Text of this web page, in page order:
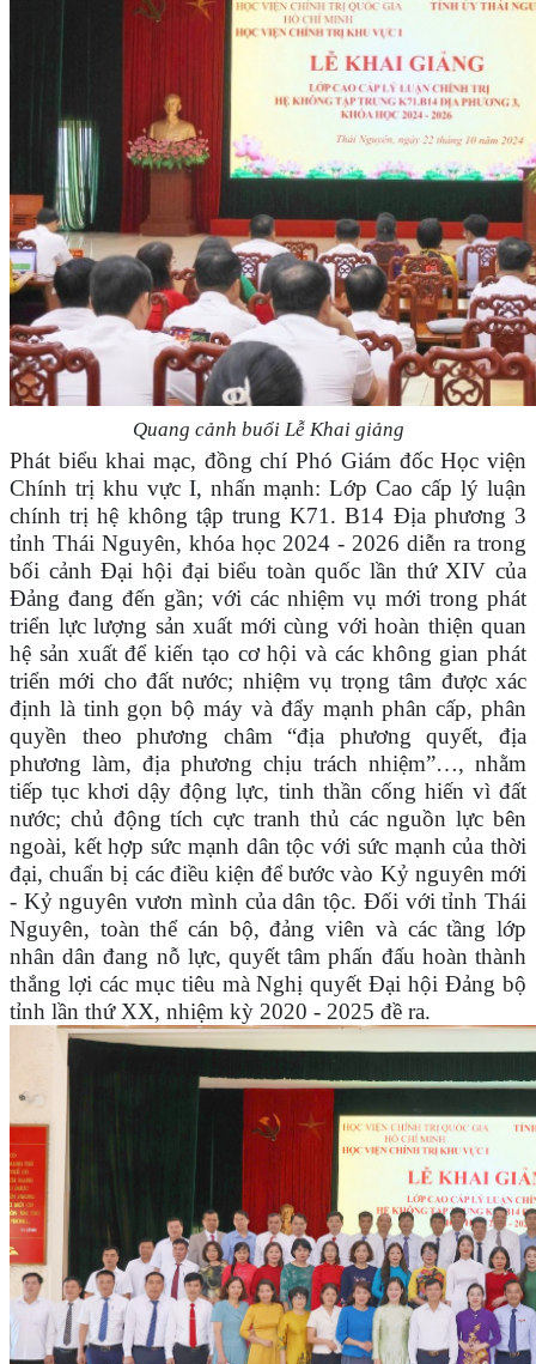
Quang cảnh buổi Lễ Khai giảng
Phát biểu khai mạc, đồng chí Phó Giám đốc Học viện
Chính trị khu vực I, nhấn mạnh: Lớp Cao cấp lý luận
chính trị hệ không tập trung K71. B14 Địa phương 3
tỉnh Thái Nguyên, khóa học 2024 - 2026 diễn ra trong
bối cảnh Đại hội đại biểu toàn quốc lần thứXIV của
Đảng đang đến gần; với các nhiệm vụ mới trong phát
triển lực lượng sản xuất mới cùng với hoàn thiện quan
hệ sản xuất để kiến tạo cơ hội và các không gian phát
triển mới cho đất nước; nhiệm vụ trọng tâm được xác
định là tinh gọn bộ máy và đẩy mạnh phân cấp, phân
quyền theo phương châm “địa phương quyết, địa
phương làm, địa phương chịu trách nhiệm”…, nhằm
tiếp tục khơi dậy động lực, tinh thần cống hiến vì đất
nước; chủ động tích cực tranh thủ các nguồn lực bên
ngoài, kết hợp sức mạnh dân tộc với sức mạnh của thời
đại, chuẩn bị các điều kiện để bước vào Kỷ nguyên mới
- Kỷ nguyên vươn mình của dân tộc. Đối với tỉnh Thái
Nguyên, toàn thể cán bộ, đảng viên và các tầng lớp
nhân dân đang nỗ lực, quyết tâm phấn đấu hoàn thành
thắng lợi các mục tiêu mà Nghị quyết Đại hội Đảng bộ
tỉnh lần thứ XX, nhiệm kỳ 2020 - 2025 đề ra.